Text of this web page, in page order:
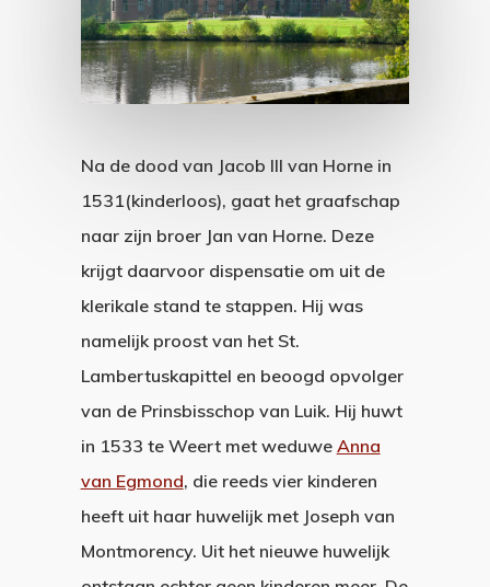
Na de dood van Jacob III van Horne in
1531(kinderloos), gaat het graafschap
naar zijn broer Jan van Horne. Deze
krijgt daarvoor dispensatie om uit de
klerikale stand te stappen. Hij was
namelijk proost van het St.
Lambertuskapittel en beoogd opvolger
van de Prinsbisschop van Luik. Hij huwt
in 1533 te Weert met weduwe Anna
van Egmond, die reeds vier kinderen
heeft uit haar huwelijk met Joseph van
Montmorency. Uit het nieuwe huwelijk